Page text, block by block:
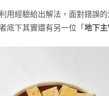
用經驗給出解法，面對錯誤
底下其實還有另一位「 地下主